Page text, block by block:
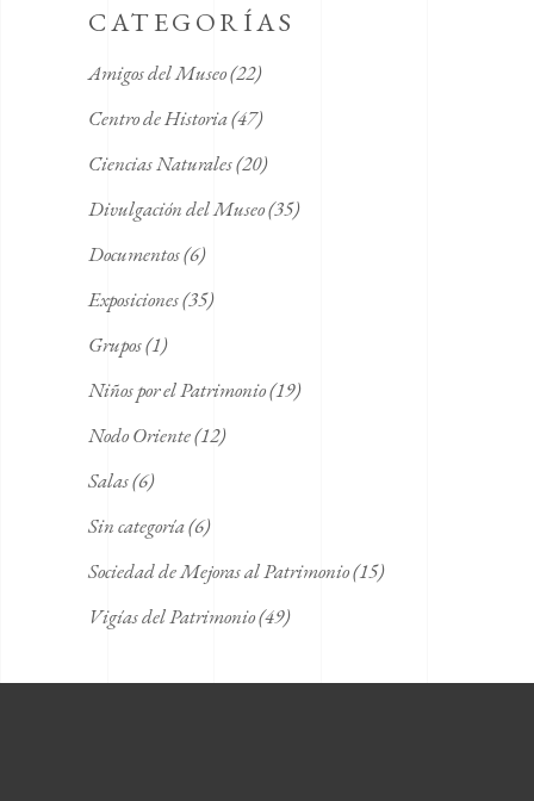
CATEGORÍAS
Amigos del Museo(22)
Centro de Historia(47)
Ciencias Naturales(20)
Divulgación del Museo(35)
Documentos(6)
Exposiciones(35)
Grupos(1)
Niños por el Patrimonio(19)
Nodo Oriente(12)
Salas(6)
Sin categoría(6)
Sociedad de Mejoras al Patrimonio(15)
Vigías del Patrimonio(49)